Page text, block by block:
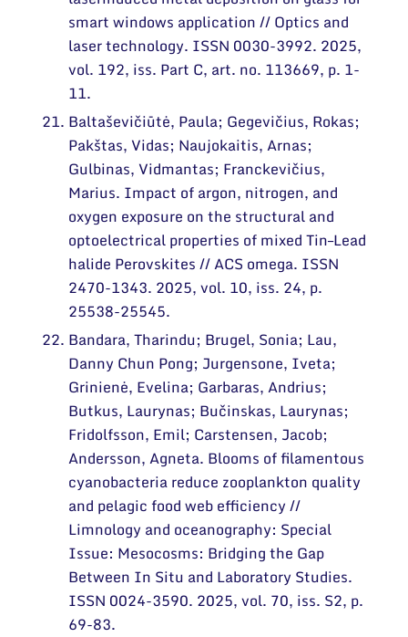
smart windows application // Optics and
laser technology. ISSN 0030-3992. 2025,
vol. 192, iss. Part C, art. no. 113669, p. 1-
11.
Baltaševičiūtė, Paula; Gegevičius, Rokas;
Pakštas, Vidas; Naujokaitis, Arnas;
Gulbinas, Vidmantas; Franckevičius,
Marius. Impact of argon, nitrogen, and
oxygen exposure on the structural and
optoelectrical properties of mixed Tin–Lead
halide Perovskites // ACS omega. ISSN
2470-1343. 2025, vol. 10, iss. 24, p.
25538-25545.
Bandara, Tharindu; Brugel, Sonia; Lau,
Danny Chun Pong; Jurgensone, Iveta;
Grinienė, Evelina; Garbaras, Andrius;
Butkus, Laurynas; Bučinskas, Laurynas;
Fridolfsson, Emil; Carstensen, Jacob;
Andersson, Agneta. Blooms of filamentous
cyanobacteria reduce zooplankton quality
and pelagic food web efficiency //
Limnology and oceanography: Special
Issue: Mesocosms: Bridging the Gap
Between In Situ and Laboratory Studies.
ISSN 0024-3590. 2025, vol. 70, iss. S2, p.
69-83.